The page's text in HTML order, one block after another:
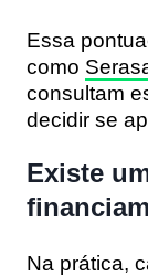
Essa
como
consultam
decidir se
Existe
Na prática,